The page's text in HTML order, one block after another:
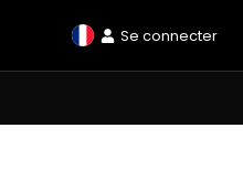
Se connecter